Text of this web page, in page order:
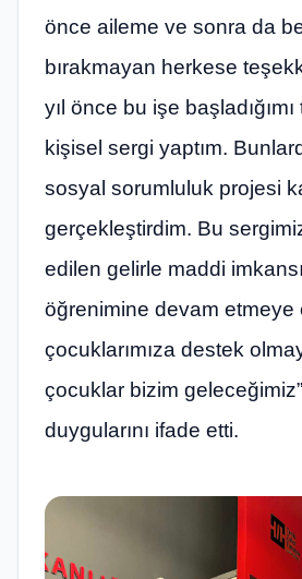
önce aileme ve sonra da
bırakmayan herkese
yıl önce bu işe
kişisel sergi yaptım.
sosyal sorumluluk projesi
gerçekleştirdim. Bu
edilen gelirle maddi
öğrenimine devam etmeye
çocuklarımıza destek
çocuklar bizim
duygularını ifade etti.